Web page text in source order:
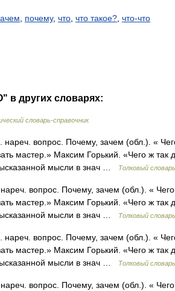
почему, что что такое? что-что
в других словарях:
словарь-справочник
вопрос. Почему, зачем (обл.). «
мастер.» Максим Горький. «Чего ж так
мысли в знач …
Толковый
вопрос. Почему, зачем (обл.). «
мастер.» Максим Горький. «Чего ж так
мысли в знач …
Толковый
вопрос. Почему, зачем (обл.). «
мастер.» Максим Горький. «Чего ж так
мысли в знач …
Толковый
вопрос. Почему, зачем (обл.). «